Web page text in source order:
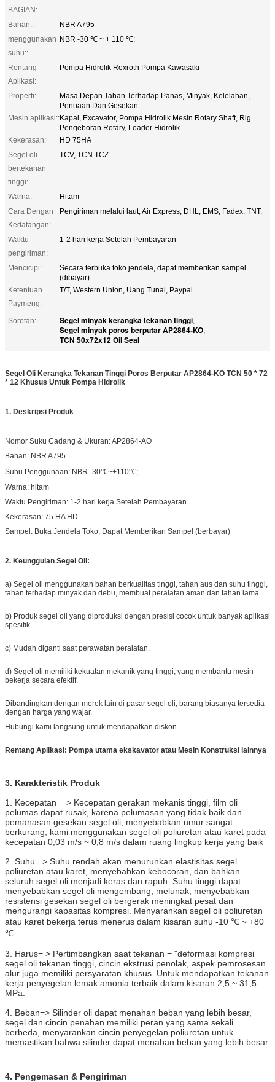
BAGIAN:
Bahan::
NBR A795
menggunakan
suhu::
NBR -30 ℃ ~ + 110 ℃;
Rentang
Aplikasi:
Pompa Hidrolik Rexroth Pompa Kawasaki
Properti:
Masa Depan Tahan Terhadap Panas, Minyak, Kelelahan,
Penuaan Dan Gesekan
Mesin aplikasi::Kapal, Excavator, Pompa Hidrolik Mesin Rotary Shaft, Rig
Pengeboran Rotary, Loader Hidrolik
Kekerasan:
HD 75HA
Segel oli
bertekanan
tinggi:
TCV, TCN TCZ
Warna:
Hitam
Cara Dengan
Kedatangan:
Pengiriman melalui laut, Air Express, DHL, EMS, Fadex, TNT.
Waktu
pengiriman:
1-2 hari kerja Setelah Pembayaran
Mencicipi:
Secara terbuka toko jendela, dapat memberikan sampel
(dibayar)
Ketentuan
Paymeng:
T/T, Western Union, Uang Tunai, Paypal
Sorotan: Segel minyak kerangka tekanan tinggi,
Segel minyak poros berputar AP2864-KO,
TCN 50x72x12 Oil Seal
Segel Oli Kerangka Tekanan Tinggi Poros Berputar AP2864-KO TCN 50 * 72
* 12 Khusus Untuk Pompa Hidrolik
1. Deskripsi Produk
Nomor Suku Cadang & Ukuran: AP2864-AO
Bahan: NBR A795
Suhu Penggunaan: NBR -30℃~+110℃;
Warna: hitam
Waktu Pengiriman: 1-2 hari kerja Setelah Pembayaran
Kekerasan: 75 HA HD
Sampel: Buka Jendela Toko, Dapat Memberikan Sampel (berbayar)
2. Keunggulan Segel Oli:
a) Segel oli menggunakan bahan berkualitas tinggi, tahan aus dan suhu tinggi,
tahan terhadap minyak dan debu, membuat peralatan aman dan tahan lama.
b) Produk segel oli yang diproduksi dengan presisi cocok untuk banyak aplikasi
spesifik.
c) Mudah diganti saat perawatan peralatan.
d) Segel oli memiliki kekuatan mekanik yang tinggi, yang membantu mesin
bekerja secara efektif.
Dibandingkan dengan merek lain di pasar segel oli, barang biasanya tersedia
dengan harga yang wajar.
Hubungi kami langsung untuk mendapatkan diskon.
Rentang Aplikasi: Pompa utama ekskavator atau Mesin Konstruksi lainnya
3. Karakteristik Produk
1. Kecepatan = > Kecepatan gerakan mekanis tinggi, film oli
pelumas dapat rusak, karena pelumasan yang tidak baik dan
pemanasan gesekan segel oli, menyebabkan umur sangat
berkurang, kami menggunakan segel oli poliuretan atau karet pada
kecepatan 0,03 m/s ~ 0,8 m/s dalam ruang lingkup kerja yang baik
2. Suhu= > Suhu rendah akan menurunkan elastisitas segel
poliuretan atau karet, menyebabkan kebocoran, dan bahkan
seluruh segel oli menjadi keras dan rapuh. Suhu tinggi dapat
menyebabkan segel oli mengembang, melunak, menyebabkan
resistensi gesekan segel oli bergerak meningkat pesat dan
mengurangi kapasitas kompresi. Menyarankan segel oli poliuretan
atau karet bekerja terus menerus dalam kisaran suhu -10 ℃ ~ +80
℃.
3. Harus= > Pertimbangkan saat tekanan = "deformasi kompresi
segel oli tekanan tinggi, cincin ekstrusi penolak, aspek pemrosesan
alur juga memiliki persyaratan khusus. Untuk mendapatkan tekanan
kerja penyegelan lemak amonia terbaik dalam kisaran 2,5 ~ 31,5
MPa.
4. Beban=> Silinder oli dapat menahan beban yang lebih besar,
segel dan cincin penahan memiliki peran yang sama sekali
berbeda, menyarankan cincin penyegelan poliuretan untuk
memastikan bahwa silinder dapat menahan beban yang lebih besar
4. Pengemasan & Pengiriman